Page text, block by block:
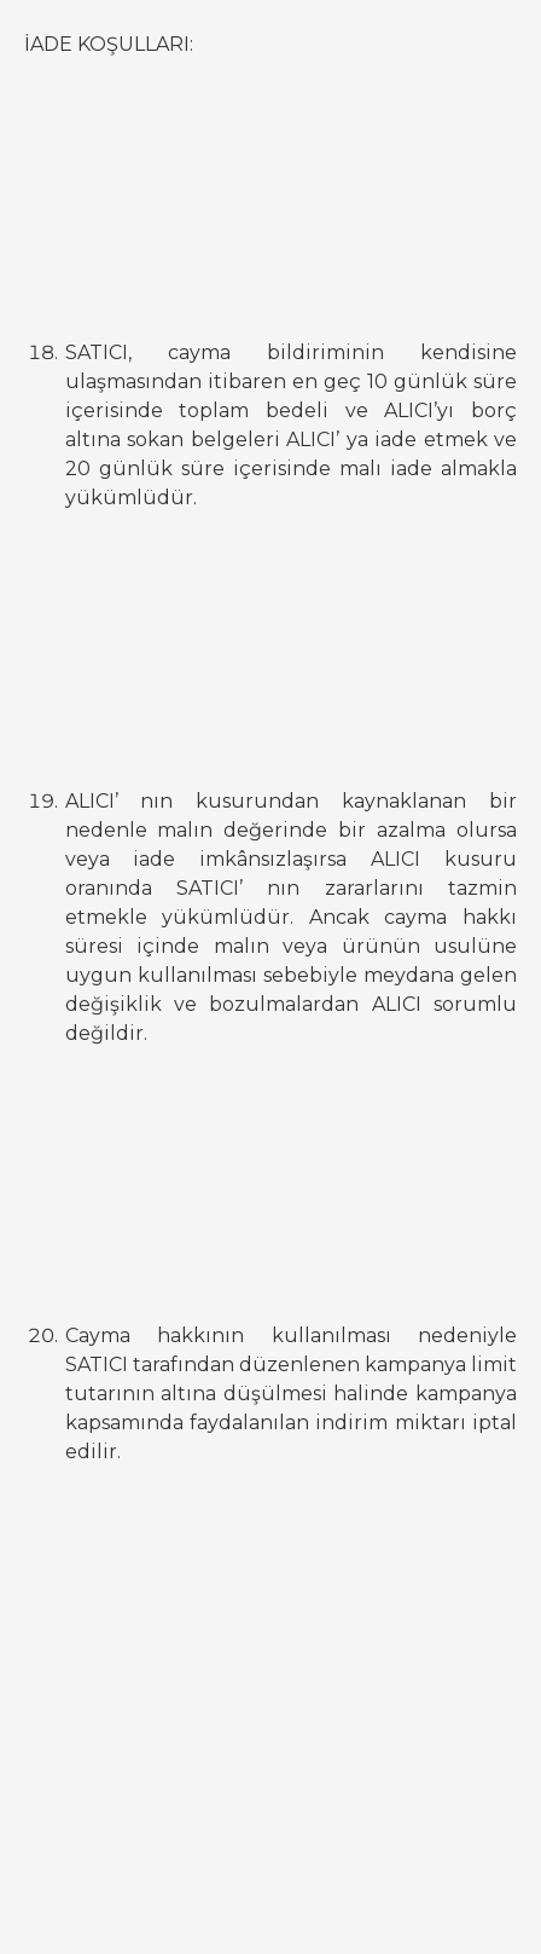
İADE KOŞULLARI:
SATICI, cayma bildiriminin kendisine
ulaşmasından itibaren en geç 10 günlük süre
içerisinde toplam bedeli ve ALICI’yı borç
altına sokan belgeleri ALICI’ ya iade etmek ve
20 günlük süre içerisinde malı iade almakla
yükümlüdür.
ALICI’ nın kusurundan kaynaklanan bir
nedenle malın değerinde bir azalma olursa
veya iade imkânsızlaşırsa ALICI kusuru
oranında SATICI’ nın zararlarını tazmin
etmekle yükümlüdür. Ancak cayma hakkı
süresi içinde malın veya ürünün usulüne
uygun kullanılması sebebiyle meydana gelen
değişiklik ve bozulmalardan ALICI sorumlu
değildir.
Cayma hakkının kullanılması nedeniyle
SATICI tarafından düzenlenen kampanya limit
tutarının altına düşülmesi halinde kampanya
kapsamında faydalanılan indirim miktarı iptal
edilir.